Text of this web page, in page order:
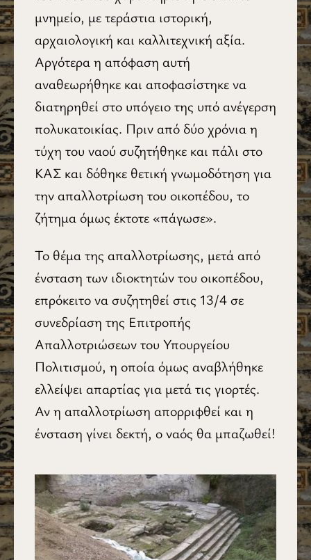
μνημείο, με τεράστια ιστορική,
αρχαιολογική και καλλιτεχνική αξία.
Αργότερα η απόφαση αυτή
αναθεωρήθηκε και αποφασίστηκε να
διατηρηθεί στο υπόγειο της υπό ανέγερση
πολυκατοικίας. Πριν από δύο χρόνια η
τύχη του ναού συζητήθηκε και πάλι στο
ΚΑΣ και δόθηκε θετική γνωμοδότηση για
την απαλλοτρίωση του οικοπέδου, το
ζήτημα όμως έκτοτε «πάγωσε».
Το θέμα της απαλλοτρίωσης, μετά από
ένσταση των ιδιοκτητών του οικοπέδου,
επρόκειτο να συζητηθεί στις 13/4 σε
συνεδρίαση της Επιτροπής
Απαλλοτριώσεων του Υπουργείου
Πολιτισμού, η οποία όμως αναβλήθηκε
ελλείψει απαρτίας για μετά τις γιορτές.
Αν η απαλλοτρίωση απορριφθεί και η
ένσταση γίνει δεκτή, ο ναός θα μπαζωθεί!